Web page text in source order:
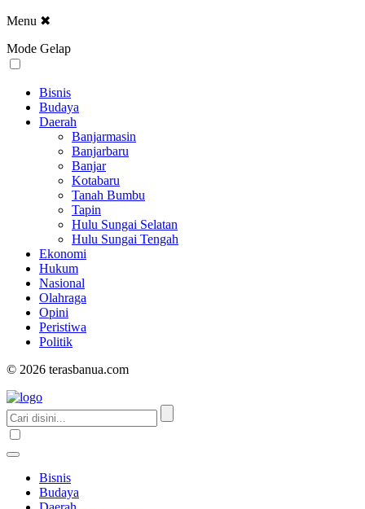
Menu ✖
Mode Gelap
Bisnis
Budaya
Daerah
Banjarmasin
Banjarbaru
Banjar
Kotabaru
Tanah Bumbu
Tapin
Hulu Sungai Selatan
Hulu Sungai Tengah
Ekonomi
Hukum
Nasional
Olahraga
Opini
Peristiwa
Politik
© 2026 terasbanua.com
Bisnis
Budaya